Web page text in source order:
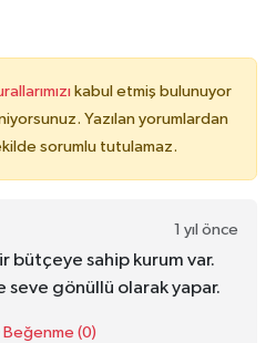
kabul etmiş bulunuyor
Yazılan yorumlardan
sorumlu tutulamaz.
1 yıl önce
bütçeye sahip kurum var.
seve gönüllü olarak yapar.
Beğenme (0)